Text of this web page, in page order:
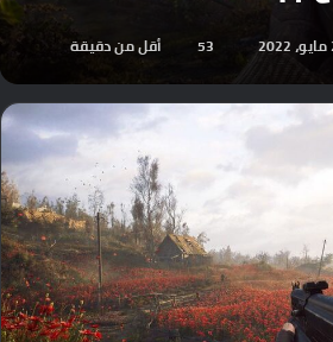
53 أقل من دقيقة